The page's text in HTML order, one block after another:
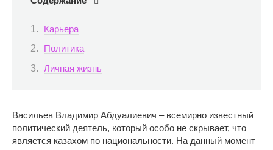
Карьера
Политика
Личная жизнь
Васильев Владимир Абдуалиевич – всемирно известный
политический деятель, который особо не скрывает, что
является казахом по национальности. На данный момент